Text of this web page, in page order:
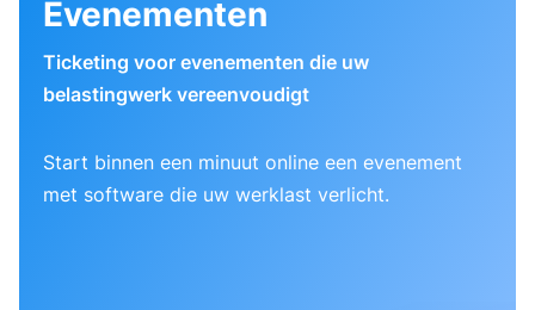
Evenementen
Ticketing voor evenementen die uw
belastingwerk vereenvoudigt
Start binnen een minuut online een evenement
met software die uw werklast verlicht.